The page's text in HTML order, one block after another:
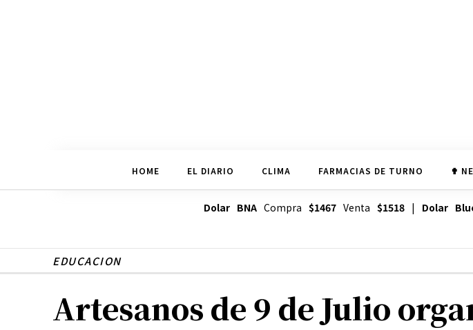
HOME EL DIARIO CLIMA FARMACIAS DE TURNO ✟
Dolar BNACompra $1467Venta $1518| Dolar
EDUCACION
Artesanos de 9 de Julio